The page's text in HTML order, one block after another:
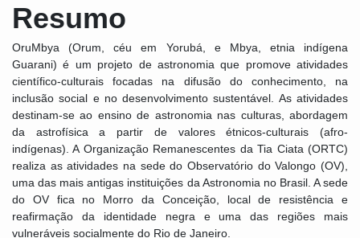
Resumo
OruMbya (Orum, céu em Yorubá, e Mbya, etnia indígena
Guarani) é um projeto de astronomia que promove atividades
científico-culturais focadas na difusão do conhecimento, na
inclusão social e no desenvolvimento sustentável. As atividades
destinam-se ao ensino de astronomia nas culturas, abordagem
da astrofísica a partir de valores étnicos-culturais (afro-
indígenas). A Organização Remanescentes da Tia Ciata (ORTC)
realiza as atividades na sede do Observatório do Valongo (OV),
uma das mais antigas instituições da Astronomia no Brasil. A sede
do OV fica no Morro da Conceição, local de resistência e
reafirmação da identidade negra e uma das regiões mais
vulneráveis socialmente do Rio de Janeiro.